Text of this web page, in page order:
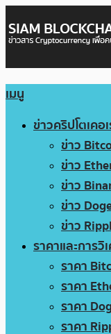
เมนู
ข่าวคริปโตเคอ
ข่าว
ข่าว
ข่าว
ข่าว
ข่าว
ราคาและการวิ
ราคา
ราคา
ราคา
ราคา